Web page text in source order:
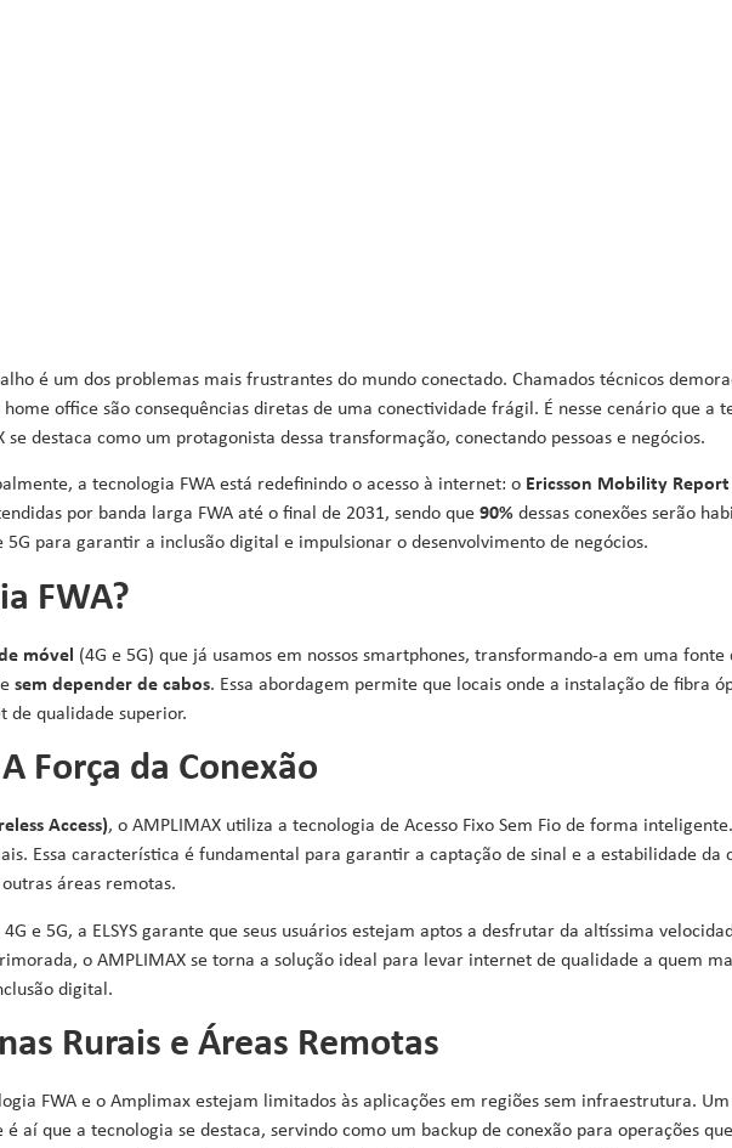
é um dos problemas mais frustrantes do mundo conectado. Chamados técnicos
office são consequências diretas de uma conectividade frágil. É nesse cenário que a
se destaca como um protagonista dessa transformação, conectando pessoas e negócios.
a tecnologia FWA está redefinindo o acesso à internet: o Ericsson Mobility
por banda larga FWA até o final de 2031, sendo que 90% dessas conexões serão
5G para garantir a inclusão digital e impulsionar o desenvolvimento de negócios.
FWA?
móvel (4G e 5G) que já usamos em nossos smartphones, transformando-a em uma fonte
sem depender de cabos. Essa abordagem permite que locais onde a instalação de fibra
de qualidade superior.
Força da Conexão
Access), o AMPLIMAX utiliza a tecnologia de Acesso Fixo Sem Fio de forma
Essa característica é fundamental para garantir a captação de sinal e a estabilidade
áreas remotas.
e 5G, a ELSYS garante que seus usuários estejam aptos a desfrutar da altíssima
o AMPLIMAX se torna a solução ideal para levar internet de qualidade a quem
digital.
Rurais e Áreas Remotas
FWA e o Amplimax estejam limitados às aplicações em regiões sem infraestrutura. Um
aí que a tecnologia se destaca, servindo como um backup de conexão para operações